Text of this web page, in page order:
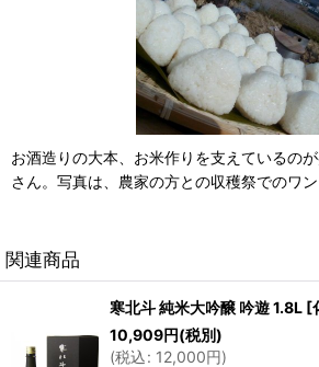
お酒造りの大本、お米作りを支えているの
さん。写真は、農家の方との収穫祭でのワン
関連商品
寒北斗 純米大吟醸 吟遊 1.8L [
10,909円(税別)
(税込: 12,000円)